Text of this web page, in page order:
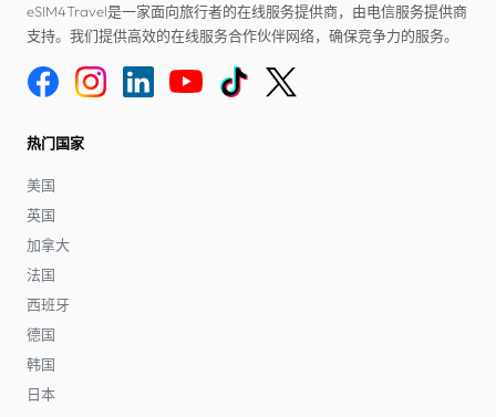
eSIM4Travel是一家面向旅行者的在线服务提供商，由电信服务提供商
支持。我们提供高效的在线服务合作伙伴网络，确保竞争力的服务。
热门国家
美国
英国
加拿大
法国
西班牙
德国
韩国
日本